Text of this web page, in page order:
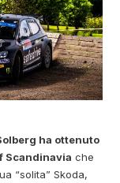
ha ottenuto
Scandinavia che
“solita” Skoda,